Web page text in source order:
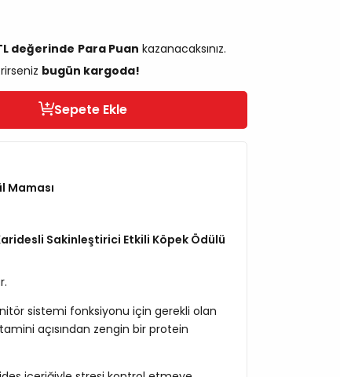
değerinde Para Puan kazanacaksınız.
bugün kargoda!
Sepete Ekle
Maması
Sakinleştirici Etkili Köpek Ödülü
sistemi fonksiyonu için gerekli olan
açısından zengin bir protein